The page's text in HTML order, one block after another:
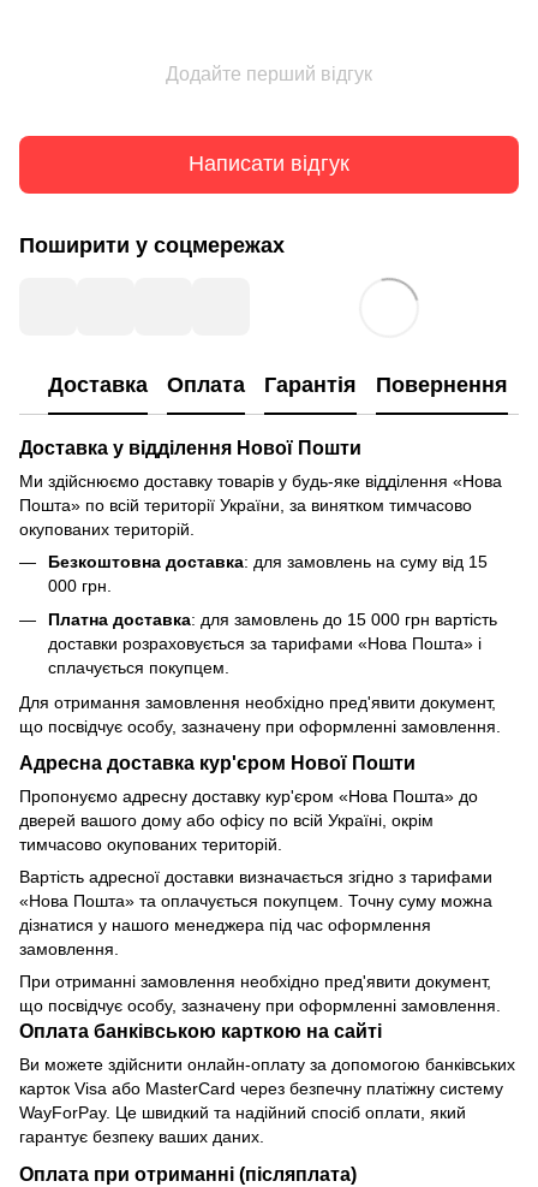
Додайте перший відгук
Написати відгук
Поширити у соцмережах
Доставка Оплата Гарантія Повернення
Доставка у відділення Нової Пошти
Ми здійснюємо доставку товарів у будь-яке відділення «Нова
Пошта» по всій території України, за винятком тимчасово
окупованих територій.
Безкоштовна доставка: для замовлень на суму від 15
000 грн.
Платна доставка: для замовлень до 15 000 грн вартість
доставки розраховується за тарифами «Нова Пошта» і
сплачується покупцем.
Для отримання замовлення необхідно пред'явити документ,
що посвідчує особу, зазначену при оформленні замовлення.
Адресна доставка кур'єром Нової Пошти
Пропонуємо адресну доставку кур'єром «Нова Пошта» до
дверей вашого дому або офісу по всій Україні, окрім
тимчасово окупованих територій.
Вартість адресної доставки визначається згідно з тарифами
«Нова Пошта» та оплачується покупцем. Точну суму можна
дізнатися у нашого менеджера під час оформлення
замовлення.
При отриманні замовлення необхідно пред'явити документ,
що посвідчує особу, зазначену при оформленні замовлення.
Оплата банківською карткою на сайті
Ви можете здійснити онлайн-оплату за допомогою банківських
карток Visa або MasterCard через безпечну платіжну систему
WayForPay. Це швидкий та надійний спосіб оплати, який
гарантує безпеку ваших даних.
Оплата при отриманні (післяплата)